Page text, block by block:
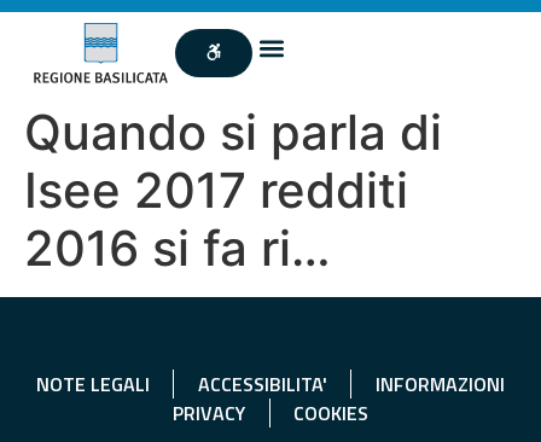
Quando si parla di
Isee 2017 redditi
2016 si fa ri…
NOTE LEGALI ACCESSIBILITA'
INFORMAZIONI
PRIVACY
COOKIES